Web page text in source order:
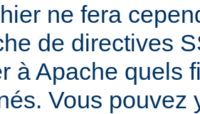
ne fera
de directives
à Apache quels
Vous pouvez